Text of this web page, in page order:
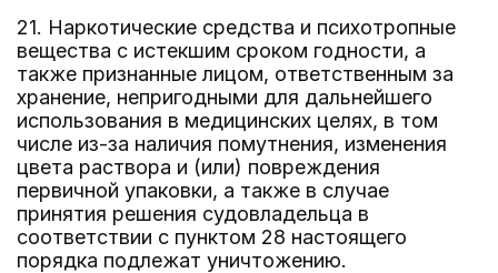
21. Наркотические средства и психотропные
вещества с истекшим сроком годности, а
также признанные лицом, ответственным за
хранение, непригодными для дальнейшего
использования в медицинских целях, в том
числе из-за наличия помутнения, изменения
цвета раствора и (или) повреждения
первичной упаковки, а также в случае
принятия решения судовладельца в
соответствии с пунктом 28 настоящего
порядка подлежат уничтожению.